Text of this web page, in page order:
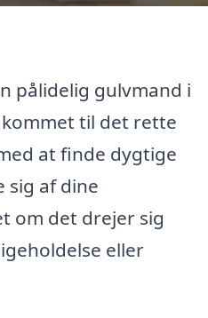
pålidelig gulvmand i
til det rette
at finde dygtige
sig af dine
om det drejer sig
eller